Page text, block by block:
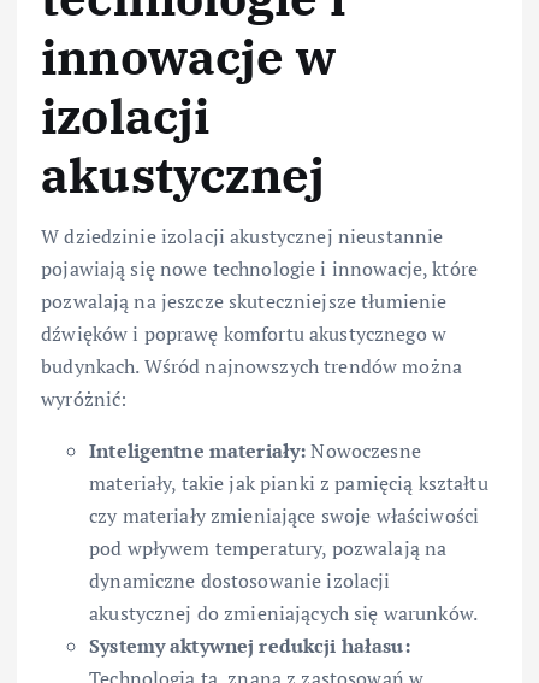
innowacje w
izolacji
akustycznej
W dziedzinie izolacji akustycznej nieustannie
pojawiają się nowe technologie i innowacje, które
pozwalają na jeszcze skuteczniejsze tłumienie
dźwięków i poprawę komfortu akustycznego w
budynkach. Wśród najnowszych trendów można
wyróżnić:
Inteligentne materiały:Nowoczesne
materiały, takie jak pianki z pamięcią kształtu
czy materiały zmieniające swoje właściwości
pod wpływem temperatury, pozwalają na
dynamiczne dostosowanie izolacji
akustycznej do zmieniających się warunków.
Systemy aktywnej redukcji hałasu: